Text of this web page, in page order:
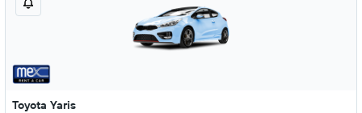
Toyota Yaris